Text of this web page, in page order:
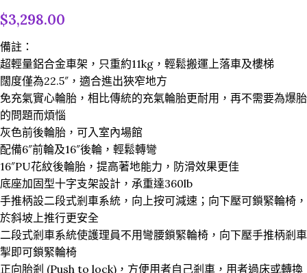
$3,298.00
備註：
超輕量鋁合金車架，只重約11kg，輕鬆搬運上落車及樓梯
闊度僅為22.5″，適合進出狹窄地方
免充氣實心輪胎，相比傳統的充氣輪胎更耐用，再不需要為爆胎
的問題而煩惱
灰色前後輪胎，可入室內場館
配備6″前輪及16″後輪，輕鬆轉彎
16″PU花紋後輪胎，提高著地能力，防滑效果更佳
底座加固型十字支架設計，承重達360lb
手推柄設二段式剎車系統，向上按可減速；向下壓可鎖緊輪椅，
於斜坡上推行更安全
二段式剎車系統使護理員不用彎腰鎖緊輪椅，向下壓手推柄剎車
掣即可鎖緊輪椅
正向胎剎 (Push to lock)，方便用者自己剎車，用者過床或轉換